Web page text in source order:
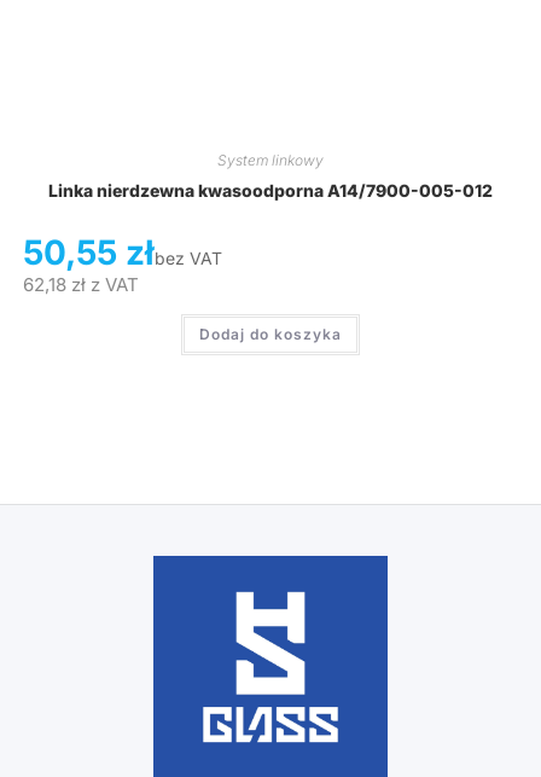
System linkowy
Linka nierdzewna kwasoodporna A14/7900-005-012
50,55 złbez VAT
62,18 złz VAT
Dodaj do koszyka